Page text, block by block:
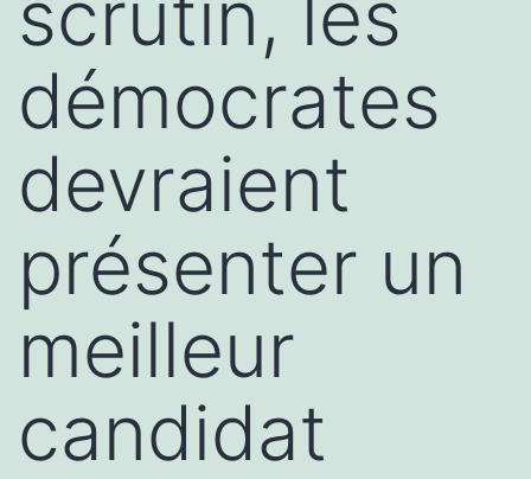
démocrates
devraient
présenter un
meilleur
candidat